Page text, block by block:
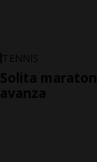
TENNIS
Solita
avanza